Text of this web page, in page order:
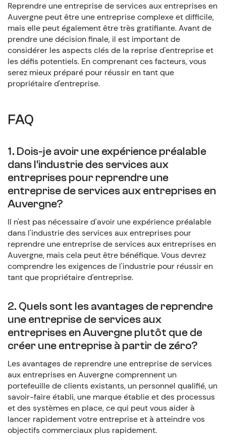
Reprendre une entreprise de services aux entreprises en
Auvergne peut être une entreprise complexe et difficile,
mais elle peut également être très gratifiante. Avant de
prendre une décision finale, il est important de
considérer les aspects clés de la reprise d'entreprise et
les défis potentiels. En comprenant ces facteurs, vous
serez mieux préparé pour réussir en tant que
propriétaire d'entreprise.
FAQ
1. Dois-je avoir une expérience préalable
dans l'industrie des services aux
entreprises pour reprendre une
entreprise de services aux entreprises en
Auvergne?
Il n'est pas nécessaire d'avoir une expérience préalable
dans l'industrie des services aux entreprises pour
reprendre une entreprise de services aux entreprises en
Auvergne, mais cela peut être bénéfique. Vous devrez
comprendre les exigences de l'industrie pour réussir en
tant que propriétaire d'entreprise.
2. Quels sont les avantages de reprendre
une entreprise de services aux
entreprises en Auvergne plutôt que de
créer une entreprise à partir de zéro?
Les avantages de reprendre une entreprise de services
aux entreprises en Auvergne comprennent un
portefeuille de clients existants, un personnel qualifié, un
savoir-faire établi, une marque établie et des processus
et des systèmes en place, ce qui peut vous aider à
lancer rapidement votre entreprise et à atteindre vos
objectifs commerciaux plus rapidement.